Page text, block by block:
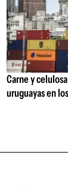
Carne y
uruguayas en